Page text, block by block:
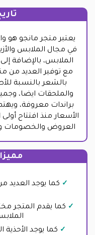
يعتبر متجر مانجو هو
في مجال الملابس
الملابس، بالإضافة
مع توفير العديد من
بالشعر بالنسبة
والملحقات ايضا،
براندات معروفة،
العروض والخصومات
كما يوجد العديد
كما يقدم المتجر
كما يوجد